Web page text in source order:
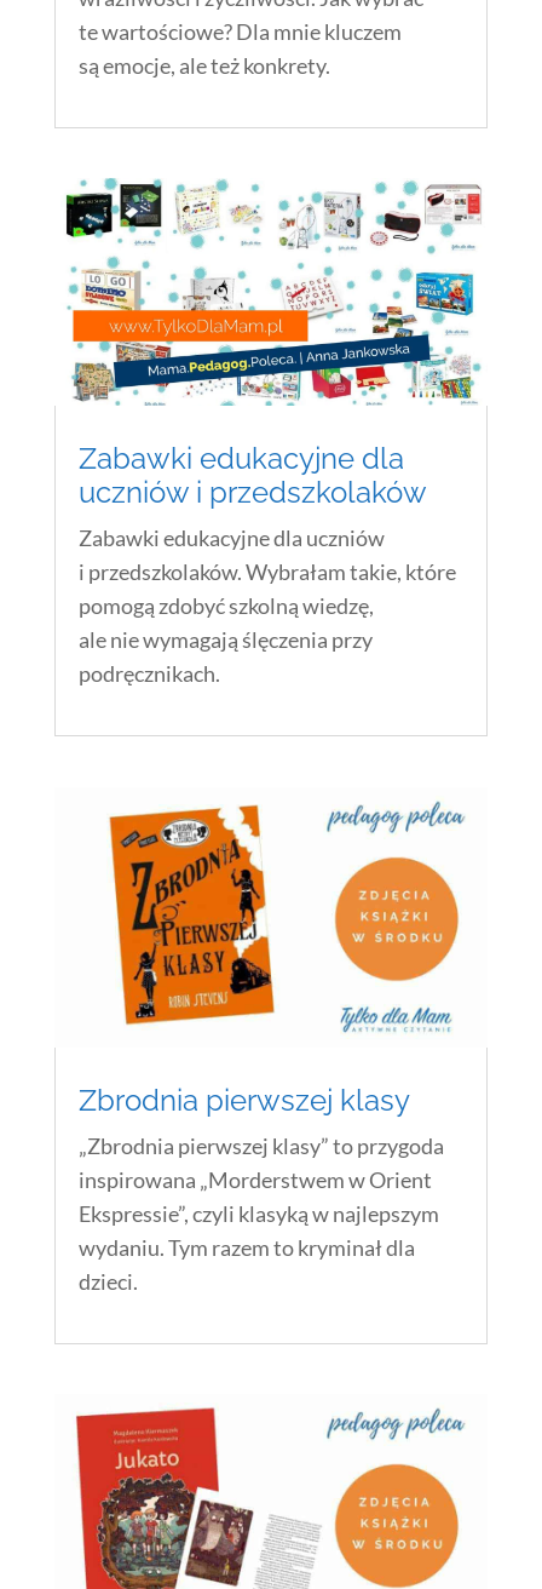
te wartościowe? Dla mnie kluczem
są emocje, ale też konkrety.
Zabawki edukacyjne dla
uczniów i przedszkolaków
Zabawki edukacyjne dla uczniów
i przedszkolaków. Wybrałam takie, które
pomogą zdobyć szkolną wiedzę,
ale nie wymagają ślęczenia przy
podręcznikach.
Zbrodnia pierwszej klasy
„Zbrodnia pierwszej klasy” to przygoda
inspirowana „Morderstwem w Orient
Ekspressie”, czyli klasyką w najlepszym
wydaniu. Tym razem to kryminał dla
dzieci.